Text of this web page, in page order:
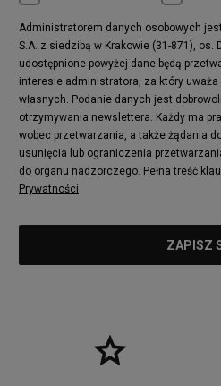
Administratorem danych osobowych
S.A. z siedzibą w Krakowie (31-871), os.
udostępnione powyżej dane będą
interesie administratora, za który uważa
własnych. Podanie danych jest
otrzymywania newslettera. Każdy ma
wobec przetwarzania, a także żądania
usunięcia lub ograniczenia
do organu nadzorczego. Pełna treść
Prywatności